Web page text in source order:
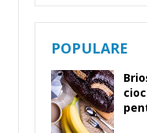
POPULARE